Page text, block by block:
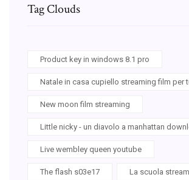
Tag Clouds
Product key in windows 8.1 pro
Natale in casa cupiello streaming film per
New moon film streaming
Little nicky - un diavolo a manhattan
Live wembley queen youtube
The flash s03e17 La scuola